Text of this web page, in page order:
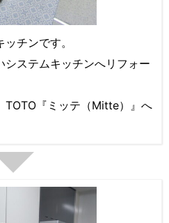
チンです。
システムキッチンへリフォー
TOTO『ミッテ（Mitte）』へ